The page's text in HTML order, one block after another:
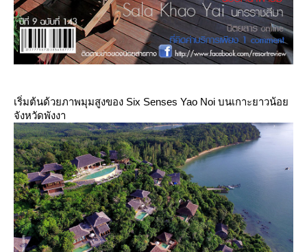
เริ่มต้นด้วยภาพมุมสูงของ Six Senses Yao Noi บนเกาะยาวน้อ
จังหวัดพังงา